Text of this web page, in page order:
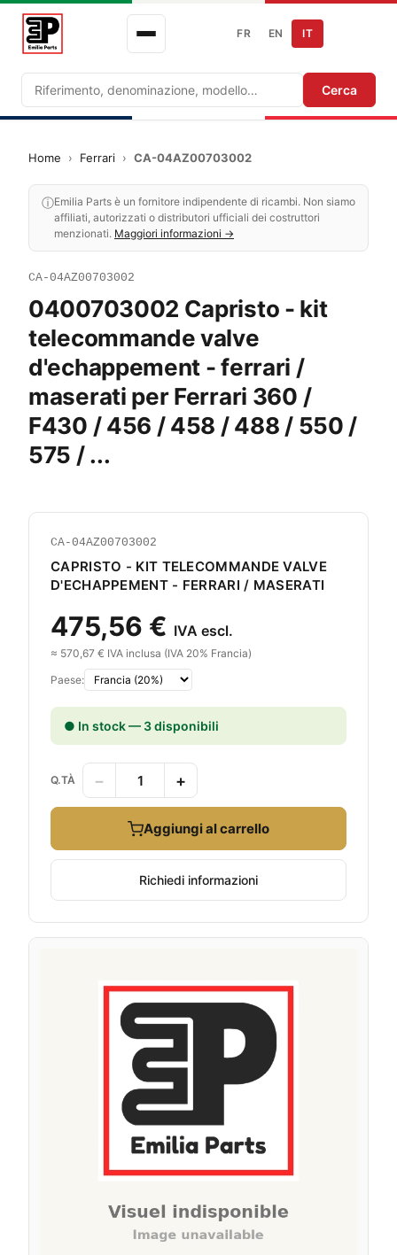
Ricerca Cerca
FR EN IT
Home › Ferrari › CA-04AZ00703002
ⓘEmilia Parts è un fornitore indipendente di ricambi. Non siamo
affiliati, autorizzati o distributori ufficiali dei costruttori
menzionati. Maggiori informazioni →
CA-04AZ00703002
0400703002 Capristo - kit
telecommande valve
d'echappement - ferrari /
maserati per Ferrari 360 /
F430 / 456 / 458 / 488 / 550 /
575 / ...
CA-04AZ00703002
CAPRISTO - KIT TELECOMMANDE VALVE
D'ECHAPPEMENT - FERRARI / MASERATI
475,56 € IVA escl.
≈ 570,67 € IVA inclusa (IVA 20% Francia)
Paese:
● In stock — 3 disponibili
Q.TÀ − +
Aggiungi al carrello
Richiedi informazioni